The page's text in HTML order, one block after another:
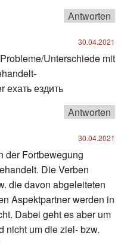
Antworten
30.04.2021
Unterschiede mit
ехать ездить
Antworten
30.04.2021
der Fortbewegung
Die Verben
die davon abgeleiteten
Aspektpartner werden in
Dabei geht es aber um
nicht um die ziel- bzw.